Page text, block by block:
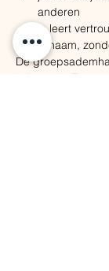
anderen
je leert
lichaam,
De
in je week. Een